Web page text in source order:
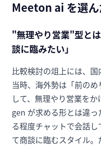
Meeton ai を選ん
"無理やり営業"型と
談に臨みたい」
比較検討の俎上には、
当時、海外勢は「前の
して、無理やり営業を
gen が求める形とは違
る程度チャットで会話
て商談に臨むスタイル